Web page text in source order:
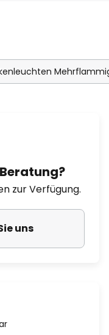
zur Verfügung.
uns